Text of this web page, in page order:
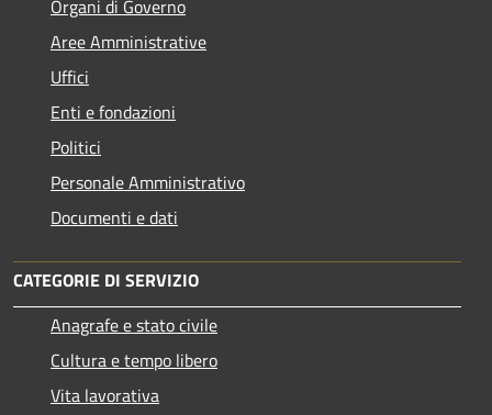
Organi di Governo
Aree Amministrative
Uffici
Enti e fondazioni
Politici
Personale Amministrativo
Documenti e dati
CATEGORIE DI SERVIZIO
Anagrafe e stato civile
Cultura e tempo libero
Vita lavorativa